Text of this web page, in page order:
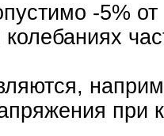
-5% от
при